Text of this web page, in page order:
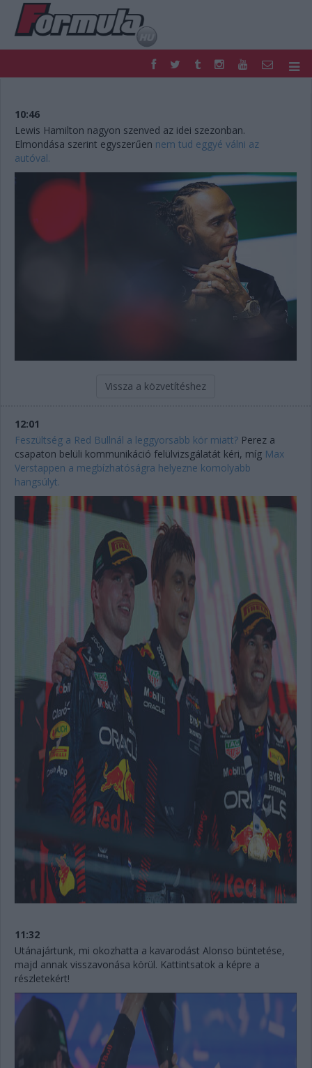
FORMULA
NEMZETKÖZI
HAZAI
RETRO
EGYÉB
PODCAST
TIPPJÁTÉK
DIGITÁLIS MAGAZIN
PONTÁLLÁSOK
10:46
Lewis Hamilton nagyon szenved az idei szezonban.
Elmondása szerint egyszerűen nem tud eggyé válni az
autóval.
Vissza a közvetítéshez
12:01
Feszültség a Red Bullnál a leggyorsabb kör miatt? Perez a
csapaton belüli kommunikáció felülvizsgálatát kéri, míg Max
Verstappen a megbízhatóságra helyezne komolyabb
hangsúlyt.
11:32
Utánajártunk, mi okozhatta a kavarodást Alonso büntetése,
majd annak visszavonása körül. Kattintsatok a képre a
részletekért!